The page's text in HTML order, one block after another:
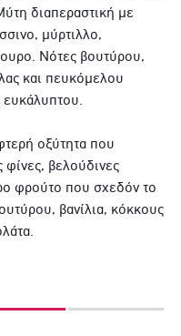
διαπεραστική με
μύρτιλλο,
Νότες βουτύρου,
και πευκόμελου
ευκάλυπτου.
οξύτητα που
φίνες, βελούδινες
φρούτο που σχεδόν το
βανίλια, κόκκους